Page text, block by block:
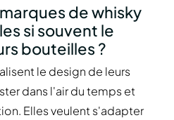
de whisky
si souvent le
bouteilles ?
le design de leurs
dans l'air du temps et
Elles veulent s'adapter